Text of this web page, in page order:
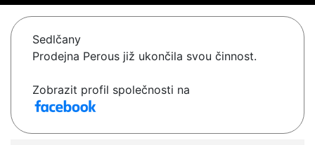
Sedlčany
Prodejna Perous již ukončila svou činnost.
Zobrazit profil společnosti na